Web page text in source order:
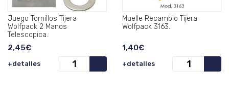
Juego Tornillos Tijera
Wolfpack 2 Manos
Telescopica.
2,45€
+detalles
Muelle Recambio Tijera
Wolfpack 3163.
1,40€
+detalles